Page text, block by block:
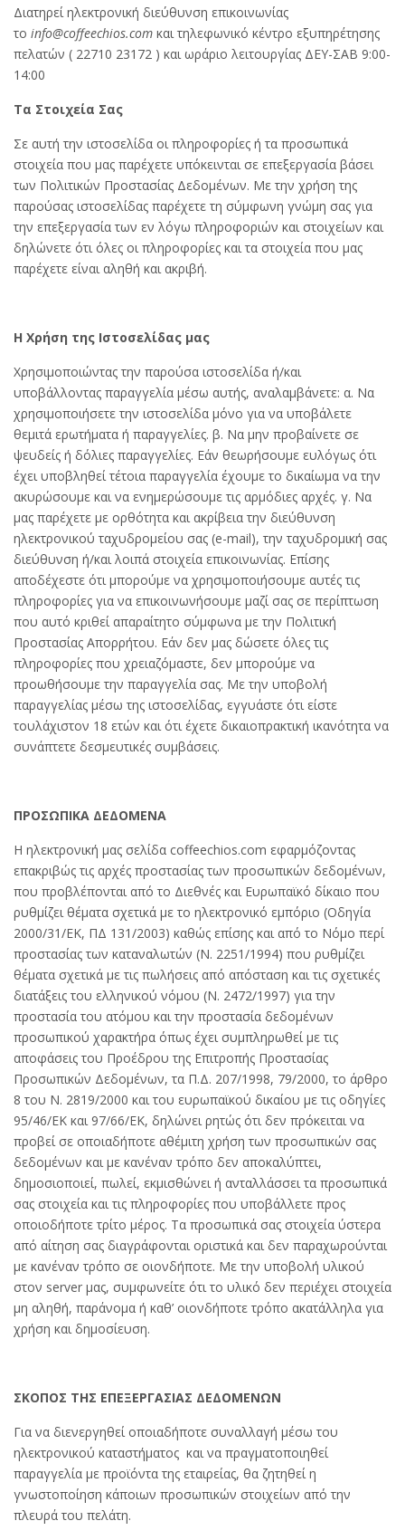
Διατηρεί ηλεκτρονική διεύθυνση επικοινωνίας
το info@coffeechios.com και τηλεφωνικό κέντρο εξυπηρέτησης
πελατών ( 22710 23172 ) και ωράριο λειτουργίας ΔΕΥ-ΣΑΒ 9:00-
14:00
Τα Στοιχεία Σας
Σε αυτή την ιστοσελίδα οι πληροφορίες ή τα προσωπικά
στοιχεία που μας παρέχετε υπόκεινται σε επεξεργασία βάσει
των Πολιτικών Προστασίας Δεδομένων. Με την χρήση της
παρούσας ιστοσελίδας παρέχετε τη σύμφωνη γνώμη σας για
την επεξεργασία των εν λόγω πληροφοριών και στοιχείων και
δηλώνετε ότι όλες οι πληροφορίες και τα στοιχεία που μας
παρέχετε είναι αληθή και ακριβή.
Η Χρήση της Ιστοσελίδας μας
Χρησιμοποιώντας την παρούσα ιστοσελίδα ή/και
υποβάλλοντας παραγγελία μέσω αυτής, αναλαμβάνετε: α. Να
χρησιμοποιήσετε την ιστοσελίδα μόνο για να υποβάλετε
θεμιτά ερωτήματα ή παραγγελίες. β. Να μην προβαίνετε σε
ψευδείς ή δόλιες παραγγελίες. Εάν θεωρήσουμε ευλόγως ότι
έχει υποβληθεί τέτοια παραγγελία έχουμε το δικαίωμα να την
ακυρώσουμε και να ενημερώσουμε τις αρμόδιες αρχές. γ. Να
μας παρέχετε με ορθότητα και ακρίβεια την διεύθυνση
ηλεκτρονικού ταχυδρομείου σας (e-mail), την ταχυδρομική σας
διεύθυνση ή/και λοιπά στοιχεία επικοινωνίας. Επίσης
αποδέχεστε ότι μπορούμε να χρησιμοποιήσουμε αυτές τις
πληροφορίες για να επικοινωνήσουμε μαζί σας σε περίπτωση
που αυτό κριθεί απαραίτητο σύμφωνα με την Πολιτική
Προστασίας Απορρήτου. Εάν δεν μας δώσετε όλες τις
πληροφορίες που χρειαζόμαστε, δεν μπορούμε να
προωθήσουμε την παραγγελία σας. Με την υποβολή
παραγγελίας μέσω της ιστοσελίδας, εγγυάστε ότι είστε
τουλάχιστον 18 ετών και ότι έχετε δικαιοπρακτική ικανότητα να
συνάπτετε δεσμευτικές συμβάσεις.
ΠΡΟΣΩΠΙΚΑ ΔΕΔΟΜΕΝΑ
Η ηλεκτρονική μας σελίδα coffeechios.com εφαρμόζοντας
επακριβώς τις αρχές προστασίας των προσωπικών δεδομένων,
που προβλέπονται από το Διεθνές και Ευρωπαϊκό δίκαιο που
ρυθμίζει θέματα σχετικά με το ηλεκτρονικό εμπόριο (Οδηγία
2000/31/ΕΚ, ΠΔ 131/2003) καθώς επίσης και από το Νόμο περί
προστασίας των καταναλωτών (Ν. 2251/1994) που ρυθμίζει
θέματα σχετικά με τις πωλήσεις από απόσταση και τις σχετικές
διατάξεις του ελληνικού νόμου (Ν. 2472/1997) για την
προστασία του ατόμου και την προστασία δεδομένων
προσωπικού χαρακτήρα όπως έχει συμπληρωθεί με τις
αποφάσεις του Προέδρου της Επιτροπής Προστασίας
Προσωπικών Δεδομένων, τα Π.Δ. 207/1998, 79/2000, το άρθρο
8 του Ν. 2819/2000 και του ευρωπαϊκού δικαίου με τις οδηγίες
95/46/ΕΚ και 97/66/ΕΚ, δηλώνει ρητώς ότι δεν πρόκειται να
προβεί σε οποιαδήποτε αθέμιτη χρήση των προσωπικών σας
δεδομένων και με κανέναν τρόπο δεν αποκαλύπτει,
δημοσιοποιεί, πωλεί, εκμισθώνει ή ανταλλάσσει τα προσωπικά
σας στοιχεία και τις πληροφορίες που υποβάλλετε προς
οποιοδήποτε τρίτο μέρος. Τα προσωπικά σας στοιχεία ύστερα
από αίτηση σας διαγράφονται οριστικά και δεν παραχωρούνται
με κανέναν τρόπο σε οιονδήποτε. Με την υποβολή υλικού
στον server μας, συμφωνείτε ότι το υλικό δεν περιέχει στοιχεία
μη αληθή, παράνομα ή καθ’ οιονδήποτε τρόπο ακατάλληλα για
χρήση και δημοσίευση.
ΣΚΟΠΟΣ ΤΗΣ ΕΠΕΞΕΡΓΑΣΙΑΣ ΔΕΔΟΜΕΝΩΝ
Για να διενεργηθεί οποιαδήποτε συναλλαγή μέσω του
ηλεκτρονικού καταστήματος και να πραγματοποιηθεί
παραγγελία με προϊόντα της εταιρείας, θα ζητηθεί η
γνωστοποίηση κάποιων προσωπικών στοιχείων από την
πλευρά του πελάτη.